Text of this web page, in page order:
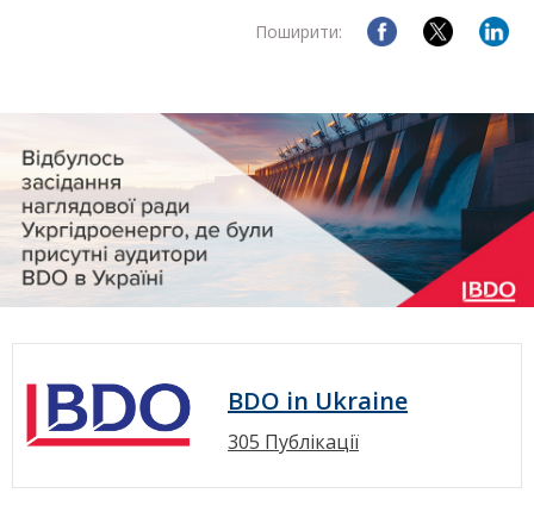
Поширити:
BDO in Ukraine
305 Публікації